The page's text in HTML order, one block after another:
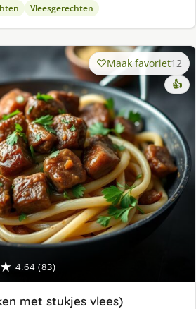
Vleesgerechten
4.64 (83)
Maak favoriet12
👍
met stukjes vlees)